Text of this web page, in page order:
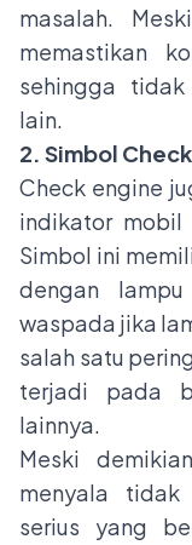
masalah.
memastikan
sehingga
lain.
2. Simbol
Check engine
indikator mobil
Simbol ini
dengan
waspada jika
salah satu
terjadi pada
lainnya.
Meski
menyala tidak
serius yang